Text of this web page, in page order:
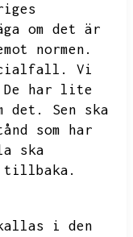
om det är
normen.
Vi
De har lite
det.
Sen ska
som har
ska
tillbaka.
i den